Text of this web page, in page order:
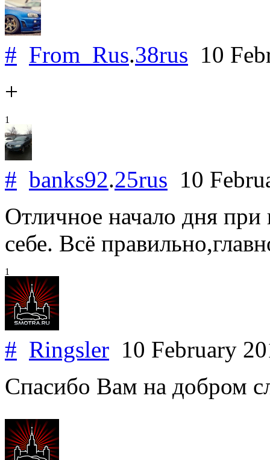
# From_Rus.38rus 10
+
1
# banks92.25rus 10
Отличное начало дня при
себе. Всё
1
# Ringsler 10 February
Спасибо Вам на добром